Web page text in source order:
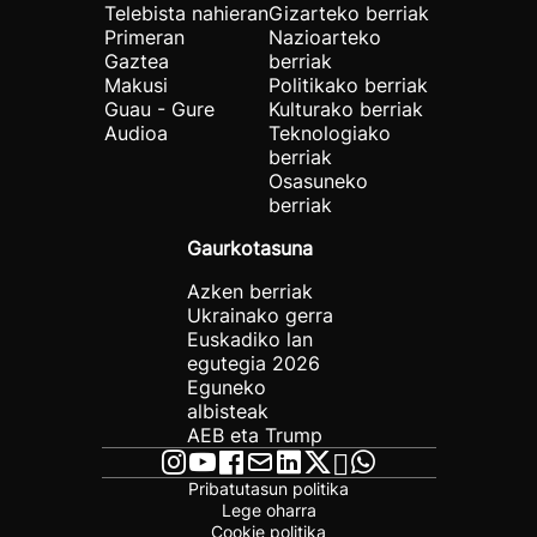
Telebista nahieran
Primeran
Gaztea
Makusi
Guau - Gure
Audioa
Gizarteko berriak
Nazioarteko
berriak
Politikako berriak
Kulturako berriak
Teknologiako
berriak
Osasuneko
berriak
Gaurkotasuna
Azken berriak
Ukrainako gerra
Euskadiko lan
egutegia 2026
Eguneko
albisteak
AEB eta Trump
Pribatutasun politika
Lege oharra
Cookie politika